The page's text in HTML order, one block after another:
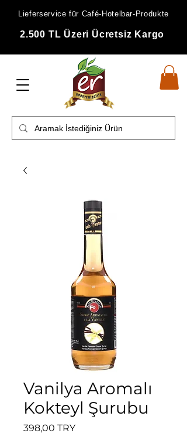
Lieferservice für Café-Hotelbar-Produkte
2.500 TL Üzeri Ücretsiz Kargo
Vanilya Aromalı
Kokteyl Şurubu
398,00 TRYPreis